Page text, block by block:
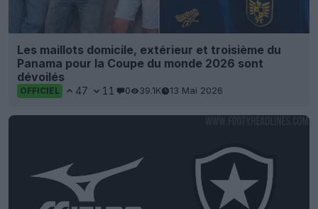
Les maillots domicile, extérieur et troisième du
Panama pour la Coupe du monde 2026 sont
dévoilés
OFFICIEL 47 11 0 39.1K 13 Mai 2026